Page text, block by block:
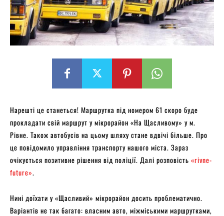
Нарешті це станеться! Маршрутка під номером 61 скоро буде
прокладати свій маршрут у мікрорайон «На Щасливому» у м.
Рівне. Також автобусів на цьому шляху стане вдвічі більше. Про
це повідомило управління транспорту нашого міста. Зараз
очікується позитивне рішення від поліції. Далі розповість «rivne-
future».
Нині доїхати у «Щасливий» мікрорайон досить проблематично.
Варіантів не так багато: власним авто, міжміськими маршрутками,